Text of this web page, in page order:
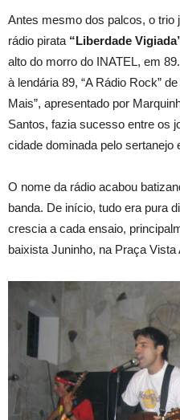
Antes mesmo dos palcos, o trio
rádio pirata “Liberdade
alto do morro do INATEL, em
à lendária 89, “A Rádio Rock”
Mais”, apresentado por
Santos, fazia sucesso entre os
cidade dominada pelo sertanejo
O nome da rádio acabou
banda. De início, tudo era pura
crescia a cada ensaio,
baixista Juninho, na Praça Vista